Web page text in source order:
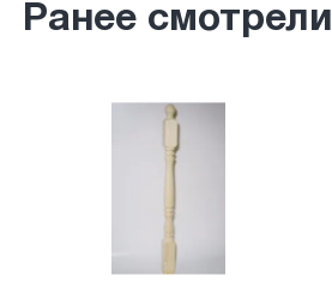
Ранее смотрели